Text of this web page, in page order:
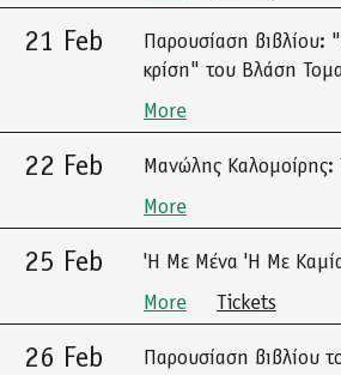
21 Feb
Παρουσίαση βιβλίου:
κρίση" του Βλάση
More
22 Feb
Μανώλης
More
25 Feb
'Η Με Μένα 'Η Με
More
Tickets
26 Feb
Παρουσίαση βιβλίου